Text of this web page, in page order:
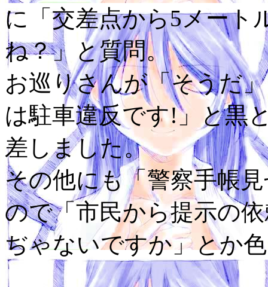
に「交差点から5メート
ね？」と質問。
お巡りさんが「そうだ
は駐車違反です!」と黒
差しました。
その他にも「警察手帳
ので「市民から提示の
ぢゃないですか」とか